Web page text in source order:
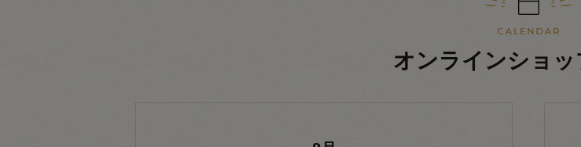
オンラインショッ